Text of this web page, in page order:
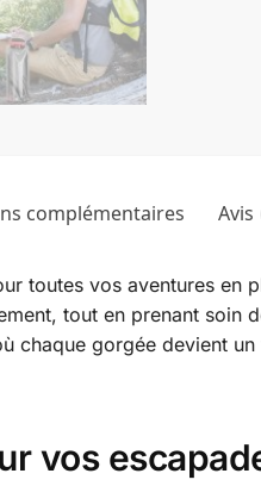
complémentaires Avis
toutes vos aventures en
tout en prenant soin
gorgée devient
vos